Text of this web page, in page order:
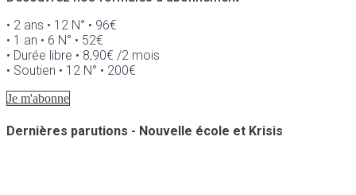
• 2 ans • 12 N° • 96€
• 1 an • 6 N° • 52€
• Durée libre • 8,90€ /2 mois
• Soutien • 12 N° • 200€
Je m'abonne
Dernières parutions - Nouvelle école et Krisis